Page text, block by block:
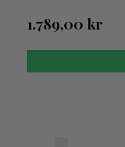
1.789,00 kr